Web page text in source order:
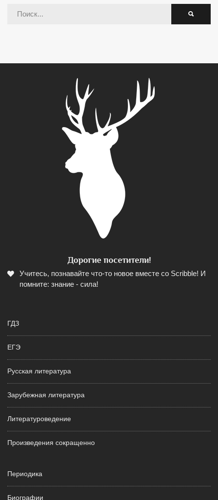
Дорогие посетители!
Учитесь, познавайте что-то новое вместе со Scribble! И
помните: знание - сила!
ГДЗ
ЕГЭ
Русская литература
Зарубежная литература
Литературоведение
Произведения сокращенно
Периодика
Биографии